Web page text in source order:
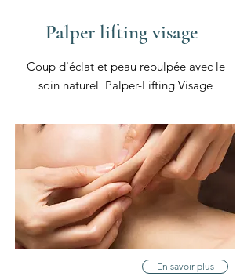
Palper lifting visage
Coup d'éclat et peau repulpée avec le
soin naturel Palper-Lifting Visage
En savoir plus